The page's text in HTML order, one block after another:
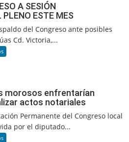
A SESIÓN
ESTE MES
del Congreso ante posibles
Cd. Victoria,...
morosos enfrentarían
actos notariales
Permanente del Congreso local
por el diputado...